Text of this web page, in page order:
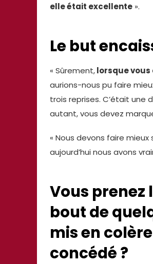
elle était excellente ».
Le but
« Sûrement,lorsque vous
aurions-nous pu faire
trois reprises. C’était une
autant, vous devez
« Nous devons faire
aujourd’hui nous avons
Vous prenez
bout de
mis en
concédé ?